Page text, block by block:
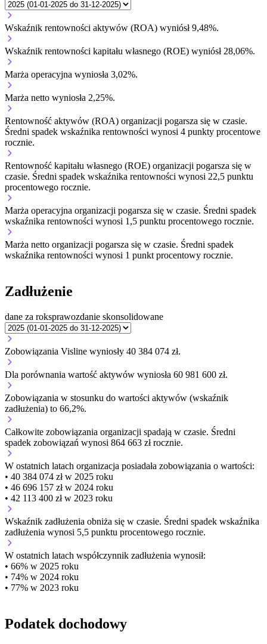
Wskaźnik rentowności aktywów (ROA) wyniósł 9,48%.
Wskaźnik rentowności kapitału własnego (ROE) wyniósł 28,06%.
Marża operacyjna wyniosła 3,02%.
Marża netto wyniosła 2,25%.
Rentowność aktywów (ROA) organizacji pogarsza się w czasie.
Średni spadek wskaźnika rentowności wynosi 4 punkty procentowe
rocznie.
Rentowność kapitału własnego (ROE) organizacji pogarsza się w
czasie. Średni spadek wskaźnika rentowności wynosi 22,5 punktu
procentowego rocznie.
Marża operacyjna organizacji pogarsza się w czasie. Średni spadek
wskaźnika rentowności wynosi 1,5 punktu procentowego rocznie.
Marża netto organizacji pogarsza się w czasie. Średni spadek
wskaźnika rentowności wynosi 1 punkt procentowy rocznie.
Zadłużenie
dane za roksprawozdanie skonsolidowane
Zobowiązania Visline wyniosły 40 384 074 zł.
Dla porównania wartość aktywów wyniosła 60 981 600 zł.
Zobowiązania w stosunku do wartości aktywów (wskaźnik
zadłużenia) to 66,2%.
Całkowite zobowiązania organizacji spadają w czasie. Średni
spadek zobowiązań wynosi 864 663 zł rocznie.
W ostatnich latach organizacja posiadała zobowiązania o wartości:
• 40 384 074 zł w 2025 roku
• 46 696 157 zł w 2024 roku
• 42 113 400 zł w 2023 roku
Wskaźnik zadłużenia obniża się w czasie. Średni spadek wskaźnika
zadłużenia wynosi 5,5 punktu procentowego rocznie.
W ostatnich latach współczynnik zadłużenia wynosił:
• 66% w 2025 roku
• 74% w 2024 roku
• 77% w 2023 roku
Podatek dochodowy